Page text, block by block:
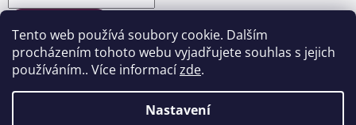
Tento web používá soubory cookie. Dalším
procházením tohoto webu vyjadřujete souhlas s jejich
používáním.. Více informacízde.
Nastavení
Nová registrace Zapomenuté heslo
Vytvořil Shoptet|Upravila Shopea.cz